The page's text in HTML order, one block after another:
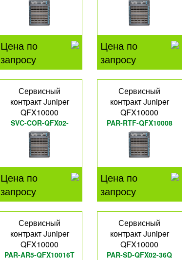
Цена по
запросу
Цена по
запросу
Сервисный
контракт Juniper
QFX10000
SVC-COR-QFX02-
36QL
Цена по
запросу
Сервисный
контракт Juniper
QFX10000
PAR-RTF-QFX10008
Цена по
запросу
Сервисный
контракт Juniper
QFX10000
PAR-AR5-QFX10016T
Сервисный
контракт Juniper
QFX10000
PAR-SD-QFX02-36Q